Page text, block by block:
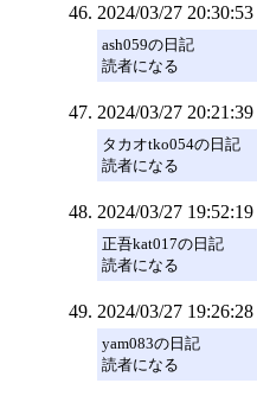
2024/03/27 20:30:53
ash059の日記
読者になる
2024/03/27 20:21:39
タカオtko054の日記
読者になる
2024/03/27 19:52:19
正吾kat017の日記
読者になる
2024/03/27 19:26:28
yam083の日記
読者になる